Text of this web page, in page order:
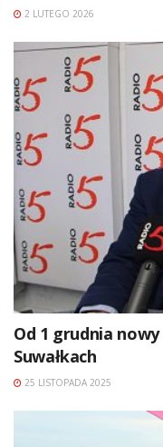
2 LUTEGO 2026
Od 1 grudnia
Suwałkach
25 LISTOPADA 2025